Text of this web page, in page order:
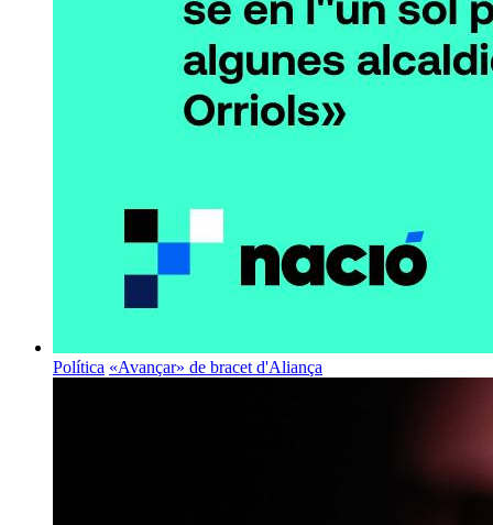
Política «Avançar» de bracet d'Aliança